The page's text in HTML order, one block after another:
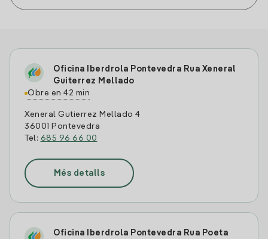
Oficina Iberdrola Pontevedra Rua Xeneral
Guiterrez Mellado
Obre en 42 min
Xeneral Gutierrez Mellado 4
36001 Pontevedra
Tel: 685 96 66 00
Més detalls
Oficina Iberdrola Pontevedra Rua Poeta